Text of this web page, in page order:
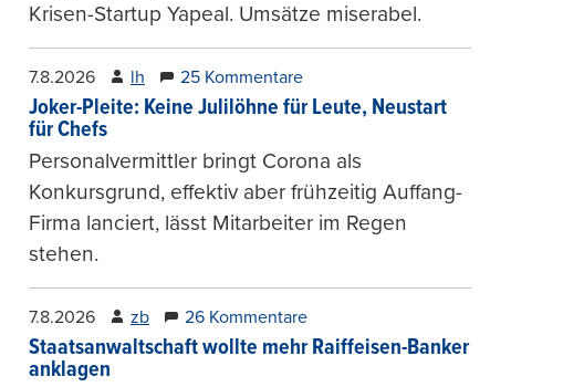
Krisen-Startup Yapeal. Umsätze miserabel.
7.8.2026 lh 25 Kommentare
Joker-Pleite: Keine Julilöhne für Leute, Neustart
für Chefs
Personalvermittler bringt Corona als
Konkursgrund, effektiv aber frühzeitig Auffang-
Firma lanciert, lässt Mitarbeiter im Regen
stehen.
7.8.2026 zb 26 Kommentare
Staatsanwaltschaft wollte mehr Raiffeisen-Banker
anklagen